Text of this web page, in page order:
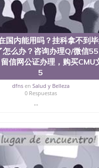
国内能用吗？挂科拿不到
怎么办？咨询办理Q/微信
信网公证办理，购买CMU
5
dfnsen Salud y Belleza
0 Respuestas
...